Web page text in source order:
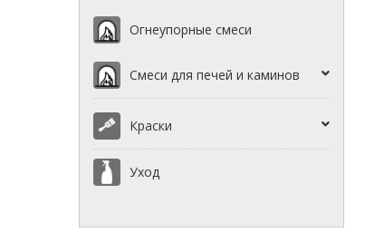
Огнеупорные смеси
Смеси для печей и каминов
Краски
Уход